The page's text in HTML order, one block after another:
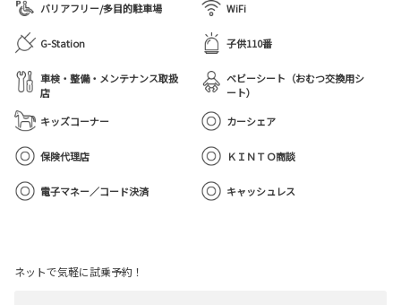
バリアフリー/多目的駐車場 WiFi
G-Station 子供110番
車検・整備・メンテナンス取扱
店
ベビーシート（おむつ交換用シ
ート）
キッズコーナー
カーシェア
保険代理店 ＫＩＮＴＯ商談
電子マネー／コード決済 キャッシュレス
ネットで気軽に試乗予約！